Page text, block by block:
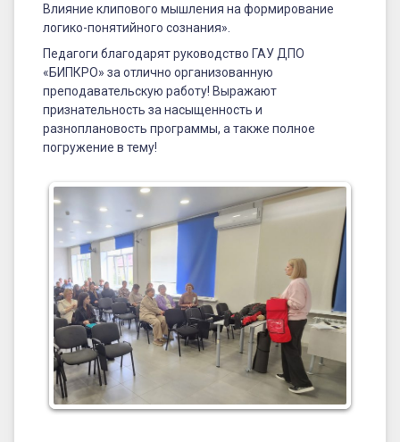
Влияние клипового мышления на формирование
логико-понятийного сознания».
Педагоги благодарят руководство ГАУ ДПО
«БИПКРО» за отлично организованную
преподавательскую работу! Выражают
признательность за насыщенность и
разноплановость программы, а также полное
погружение в тему!